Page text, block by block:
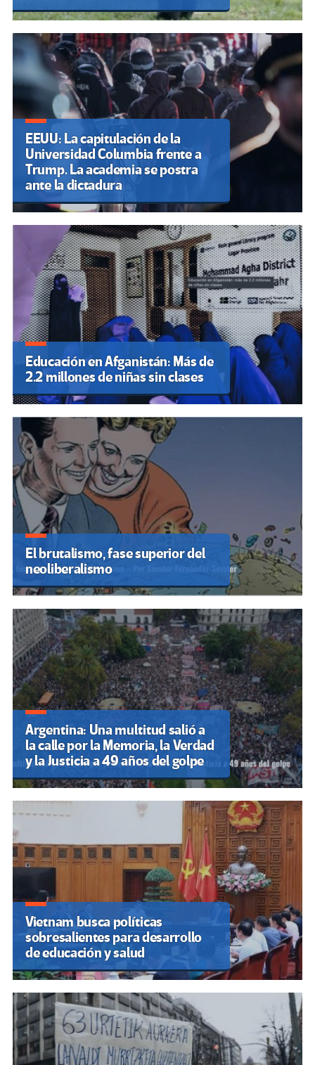
EEUU: La capitulación de la
Universidad Columbia frente a
Trump. La academia se postra
ante la dictadura
Educación en Afganistán: Más de
2.2 millones de niñas sin clases
El brutalismo, fase superior del
neoliberalismo
Argentina: Una multitud salió a
la calle por la Memoria, la Verdad
y la Justicia a 49 años del golpe
Vietnam busca políticas
sobresalientes para desarrollo
de educación y salud